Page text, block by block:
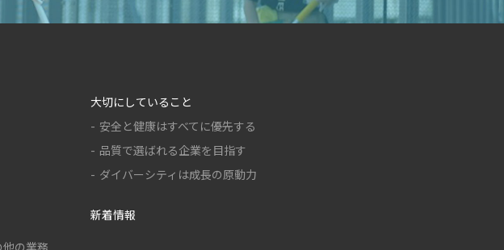
の業務
大切にしていること
安全と健康はすべてに優先する
品質で選ばれる企業を目指す
ダイバーシティは成長の原動力
新着情報